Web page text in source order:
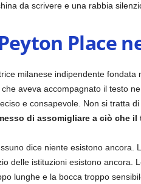
da scrivere e una rabbia
Place
milanese indipendente fondata
aveva accompagnato il testo
e consapevole. Non si tratta
di assomigliare a ciò che il
dice niente esistono
delle istituzioni esistono ancora.
lunghe e la bocca troppo